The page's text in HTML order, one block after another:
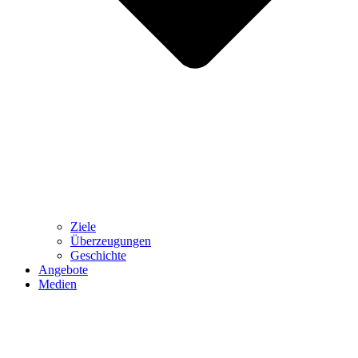
Ziele
Überzeugungen
Geschichte
Angebote
Medien